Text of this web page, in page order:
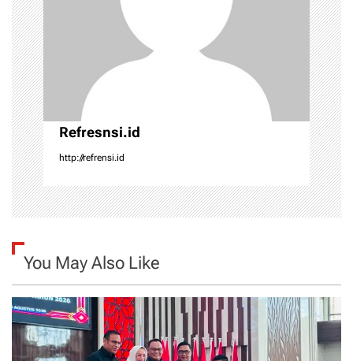
t
i
o
n
Refresnsi.id
http://refrensi.id
You May Also Like